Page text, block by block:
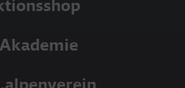
Akademie